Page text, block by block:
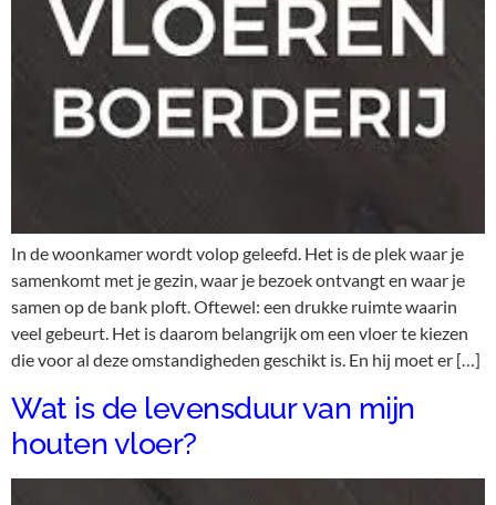
In de woonkamer wordt volop geleefd. Het is de plek waar je
samenkomt met je gezin, waar je bezoek ontvangt en waar je
samen op de bank ploft. Oftewel: een drukke ruimte waarin
veel gebeurt. Het is daarom belangrijk om een vloer te kiezen
die voor al deze omstandigheden geschikt is. En hij moet er […]
Wat is de levensduur van mijn
houten vloer?